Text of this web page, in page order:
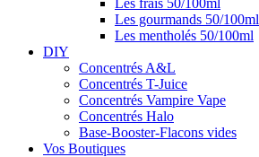
Les gourmands 50/100ml
Les mentholés 50/100ml
DIY
Concentrés A&L
Concentrés T-Juice
Concentrés Vampire Vape
Concentrés Halo
Base-Booster-Flacons vides
Vos Boutiques